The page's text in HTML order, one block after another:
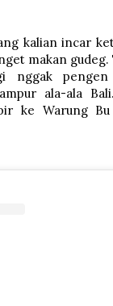
kalian incar
makan
nggak
ala-ala
ke Warung